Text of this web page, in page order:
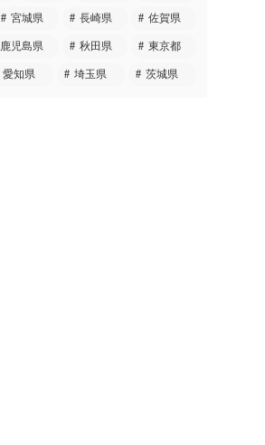
宮城県 長崎県 佐賀県
鹿児島県 秋田県 東京都
愛知県 埼玉県 茨城県